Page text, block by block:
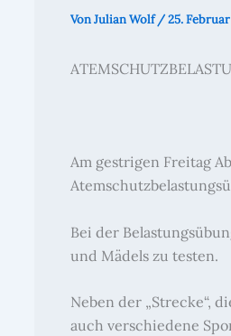
VonJulian Wolf/25. Februar
Am gestrigen Freitag
Bei der
und Mädels zu testen.
Neben der „Strecke“,
auch verschiedene